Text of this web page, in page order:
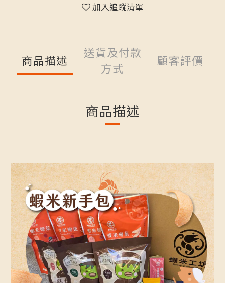
加入追蹤清單
商品描述
送貨及付款
方式
顧客評價
商品描述